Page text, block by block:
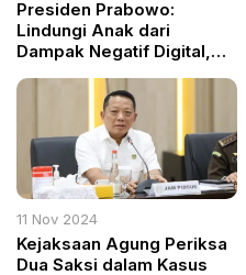
Presiden Prabowo:
Lindungi Anak dari
Dampak Negatif Digital,
Diberlakukan
11 Nov 2024
Kejaksaan Agung Periksa
Dua Saksi dalam Kasus